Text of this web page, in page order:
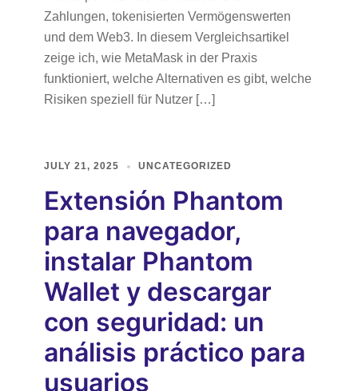
Zahlungen, tokenisierten Vermögenswerten
und dem Web3. In diesem Vergleichsartikel
zeige ich, wie MetaMask in der Praxis
funktioniert, welche Alternativen es gibt, welche
Risiken speziell für Nutzer […]
JULY 21, 2025 UNCATEGORIZED
Extensión Phantom
para navegador,
instalar Phantom
Wallet y descargar
con seguridad: un
análisis práctico para
usuarios